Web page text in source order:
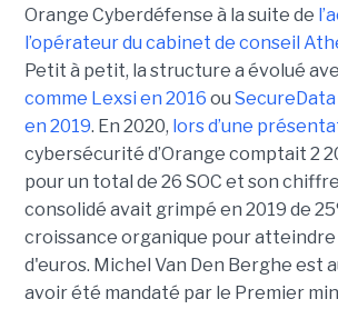
Orange Cyberdéfense à la suite de
l’opérateur du cabinet de conseil
Petit à petit, la structure a évolué
comme Lexsi en 2016 ou SecureData
en 2019. En 2020, lors d’une
cybersécurité d’Orange comptait 2
pour un total de 26 SOC et son
consolidé avait grimpé en 2019 de
croissance organique pour
d'euros. Michel Van Den Berghe est
avoir été mandaté par le Premier